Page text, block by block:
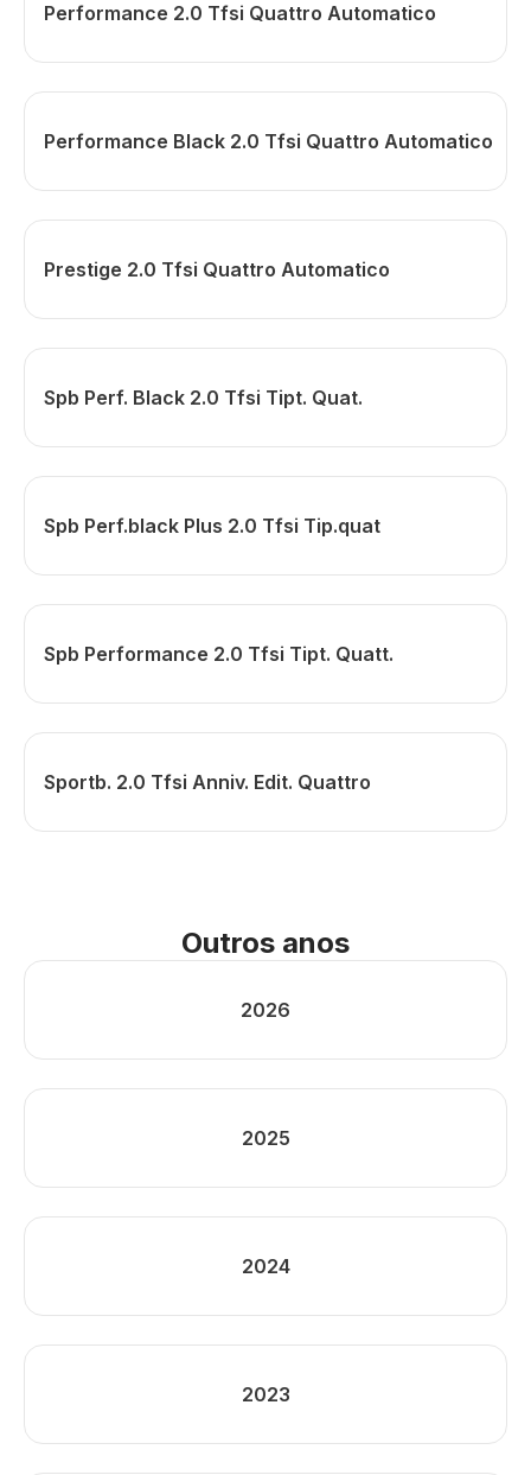
Performance 2.0 Tfsi Quattro Automatico
Performance Black 2.0 Tfsi Quattro Automatico
Prestige 2.0 Tfsi Quattro Automatico
Spb Perf. Black 2.0 Tfsi Tipt. Quat.
Spb Perf.black Plus 2.0 Tfsi Tip.quat
Spb Performance 2.0 Tfsi Tipt. Quatt.
Sportb. 2.0 Tfsi Anniv. Edit. Quattro
Outros anos
2026
2025
2024
2023